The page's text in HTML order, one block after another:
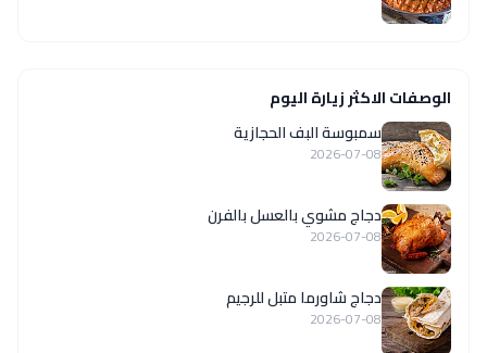
الوصفات الاكثر زيارة اليوم
سمبوسة البف الحجازية
2026-07-08
دجاج مشوي بالعسل بالفرن
2026-07-08
دجاج شاورما متبل للرجيم
2026-07-08